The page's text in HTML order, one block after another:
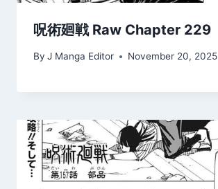
呪術廻戦 Raw Chapter 229
By J Manga Editor November 20, 2025